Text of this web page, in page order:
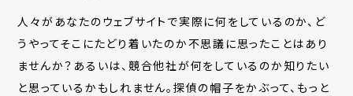
人々があなたのウェブサイトで実際に何をしているのか、ど
うやってそこにたどり着いたのか不思議に思ったことはあり
ませんか？あるいは、競合他社が何をしているのか知りたい
と思っているかもしれません。探偵の帽子をかぶって、もっと